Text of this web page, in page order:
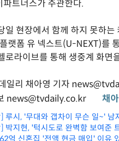
파트너스가 주관한다.
일 현장에서 함께 하지 못하
랫폼 유 넥스트(U-NEXT)를
로라이브를 통해 생중계 화면
일리 채아영 기자
news@tvdaily.co.kr 채
] 루시, '무대와 갭차이 무슨 일~'
] 박지현, '턱시도로 완벽함 보여준
억 신혼집 '전액 현금 매입' 이유